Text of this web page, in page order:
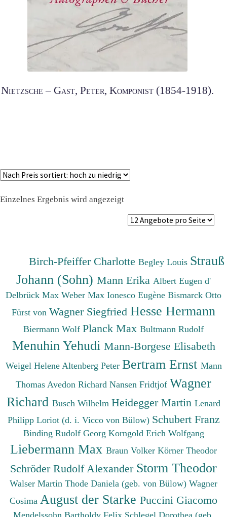
Nietzsche – Gast, Peter, Komponist (1854-1918).
Einzelnes Ergebnis wird angezeigt
Birch-Pfeiffer CharlotteBegley Louis Strauß
Johann (Sohn) Mann Erika Albert Eugen d'
Delbrück Max Weber Max Ionesco Eugène Bismarck Otto
Fürst von Wagner Siegfried Hesse Hermann
Biermann Wolf Planck Max Bultmann Rudolf
Menuhin Yehudi Mann-Borgese Elisabeth
Weigel Helene Altenberg Peter Bertram Ernst Mann
Thomas Avedon Richard Nansen Fridtjof Wagner
Richard Busch Wilhelm Heidegger Martin Lenard
Philipp Loriot (d. i. Vicco von Bülow) Schubert Franz
Binding Rudolf Georg Korngold Erich Wolfgang
Liebermann Max Braun Volker Körner Theodor
Schröder Rudolf Alexander Storm Theodor
Walser Martin Thode Daniela (geb. von Bülow) Wagner
Cosima August der Starke Puccini Giacomo
Mendelssohn Bartholdy Felix Schlegel Dorothea (geb.